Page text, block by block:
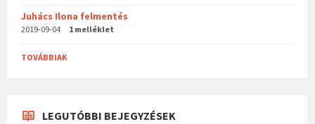
Juhács Ilona felmentés
2019-09-04 1 melléklet
TOVÁBBIAK
LEGUTÓBBI BEJEGYZÉSEK